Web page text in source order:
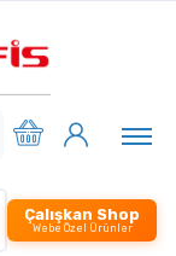
Çalışkan Shop
Webe Özel Ürünler